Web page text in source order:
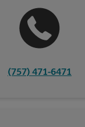
(757) 471-6471